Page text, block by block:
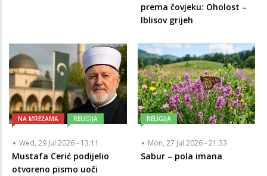
prema čovjeku: Oholost –
Iblisov grijeh
NA MREŽAMA RELIGIJA
Wed, 29 Jul 2026 - 13:11
Mustafa Cerić podijelio
otvoreno pismo uoči
RELIGIJA
Mon, 27 Jul 2026 - 21:33
Sabur – pola imana